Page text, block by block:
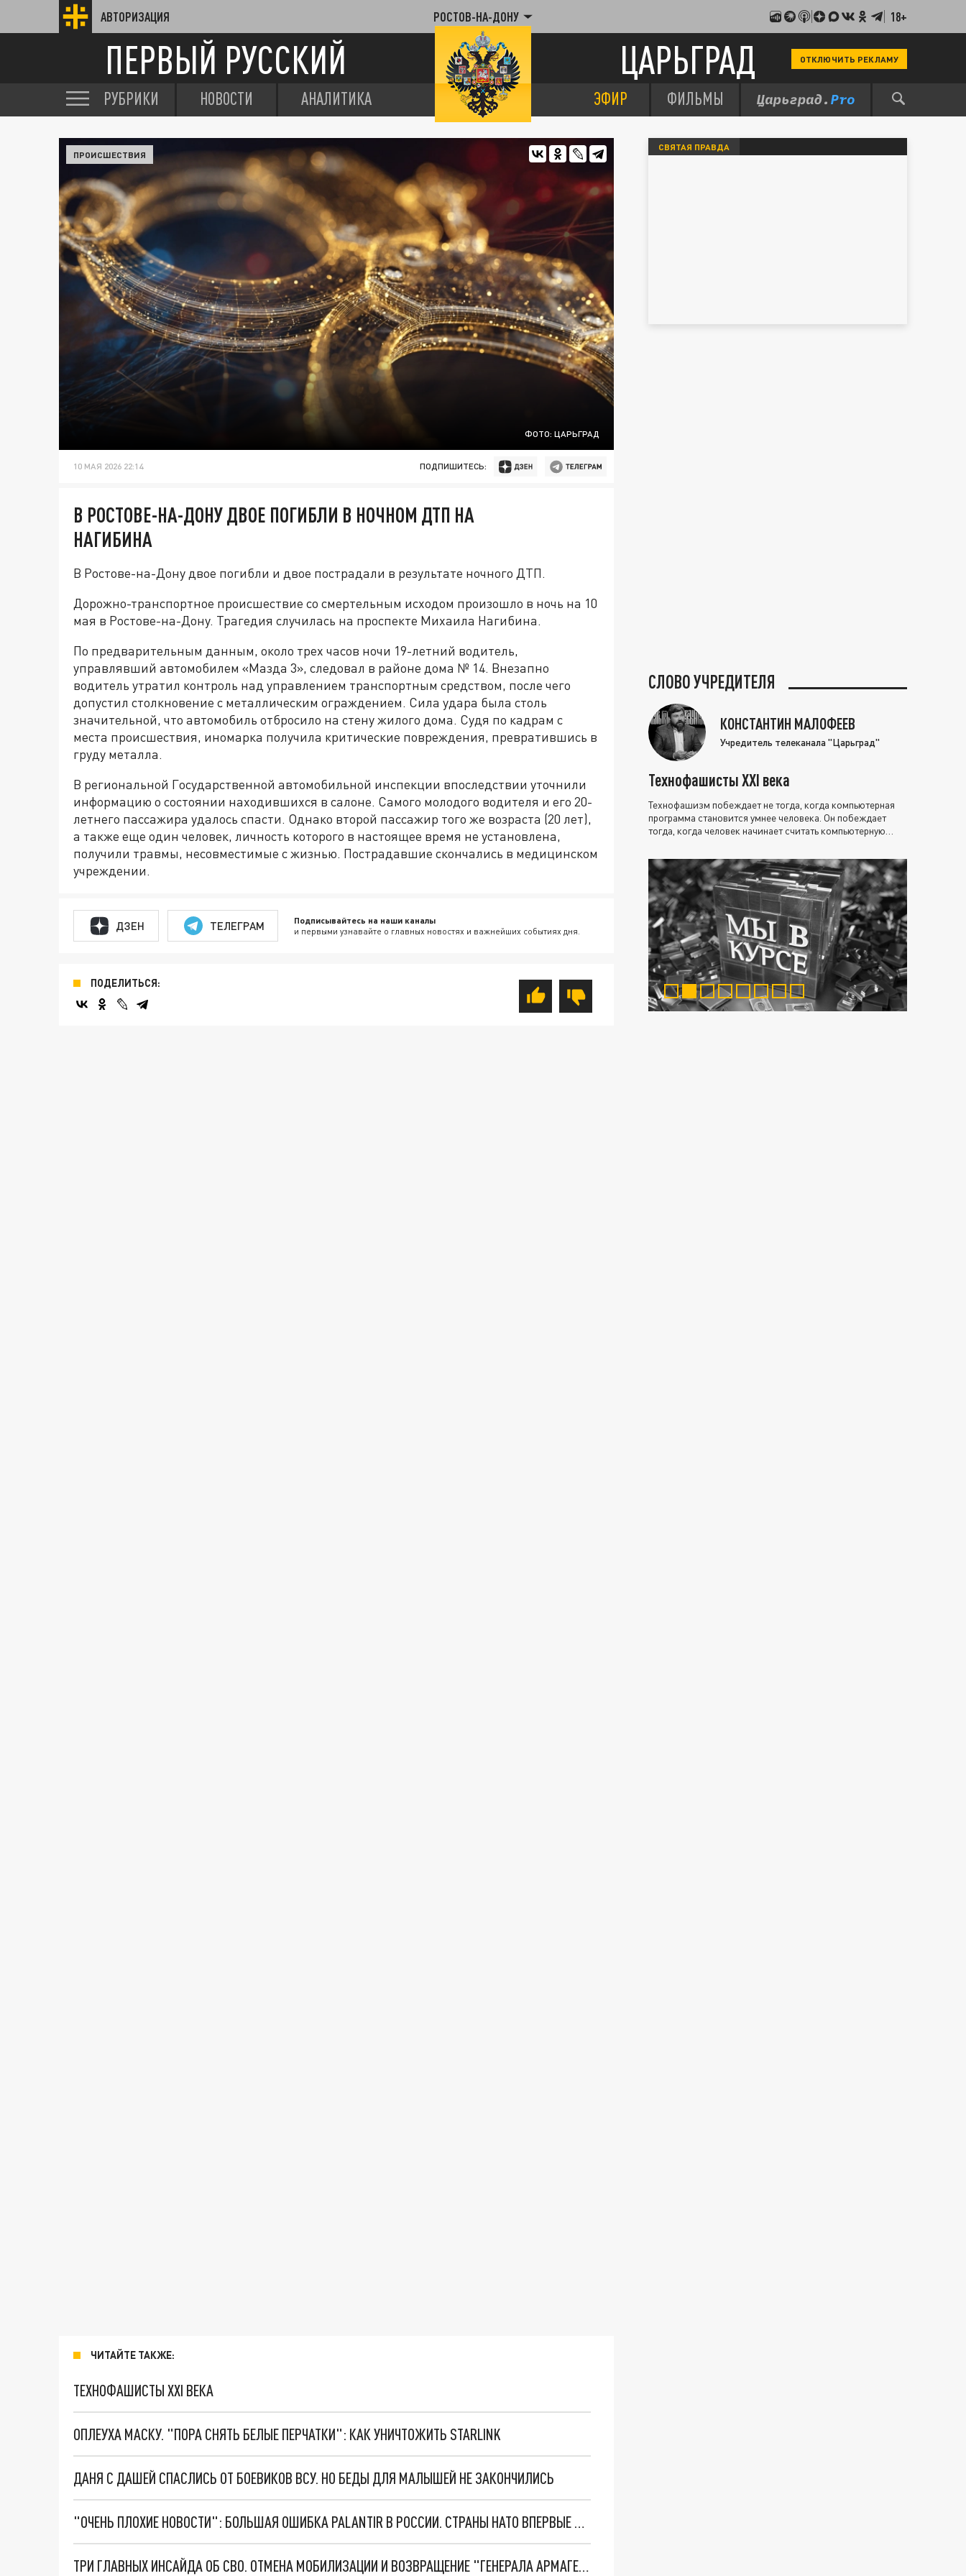
АВТОРИЗАЦИЯ РОСТОВ-НА-ДОНУ 18+
ПЕРВЫЙ РУССКИЙ ЦАРЬГРАД ОТКЛЮЧИТЬ РЕКЛАМУ
РУБРИКИ НОВОСТИ АНАЛИТИКА ЭФИР ФИЛЬМЫ
ФОТО: ЦАРЬГРАД
ПРОИСШЕСТВИЯ
10 МАЯ 2026 22:14 ПОДПИШИТЕСЬ:
В РОСТОВЕ-НА-ДОНУ ДВОЕ ПОГИБЛИ В НОЧНОМ ДТП НА
НАГИБИНА
В Ростове-на-Дону двое погибли и двое пострадали в результате ночного ДТП.
Дорожно-транспортное происшествие со смертельным исходом произошло в ночь на 10
мая в Ростове-на-Дону. Трагедия случилась на проспекте Михаила Нагибина.
По предварительным данным, около трех часов ночи 19-летний водитель,
управлявший автомобилем «Мазда 3», следовал в районе дома № 14. Внезапно
водитель утратил контроль над управлением транспортным средством, после чего
допустил столкновение с металлическим ограждением. Сила удара была столь
значительной, что автомобиль отбросило на стену жилого дома. Судя по кадрам с
места происшествия, иномарка получила критические повреждения, превратившись в
груду металла.
В региональной Государственной автомобильной инспекции впоследствии уточнили
информацию о состоянии находившихся в салоне. Самого молодого водителя и его 20-
летнего пассажира удалось спасти. Однако второй пассажир того же возраста (20 лет),
а также еще один человек, личность которого в настоящее время не установлена,
получили травмы, несовместимые с жизнью. Пострадавшие скончались в медицинском
учреждении.
ДЗЕН ТЕЛЕГРАМ Подписывайтесь на наши каналы
и первыми узнавайте о главных новостях и важнейших событиях дня.
ПОДЕЛИТЬСЯ:
ЧИТАЙТЕ ТАКЖЕ:
ТЕХНОФАШИСТЫ XXI ВЕКА
ОПЛЕУХА МАСКУ. "ПОРА СНЯТЬ БЕЛЫЕ ПЕРЧАТКИ": КАК УНИЧТОЖИТЬ STARLINK
ДАНЯ С ДАШЕЙ СПАСЛИСЬ ОТ БОЕВИКОВ ВСУ. НО БЕДЫ ДЛЯ МАЛЫШЕЙ НЕ ЗАКОНЧИЛИСЬ
"ОЧЕНЬ ПЛОХИЕ НОВОСТИ": БОЛЬШАЯ ОШИБКА PALANTIR В РОССИИ. СТРАНЫ НАТО ВПЕРВЫЕ ЗА СВО ОСТАНОВИЛИ ПОСТАВКИ ОРУЖИЯ. ВСУ ТЕРЯЮТ ПРИГРАНИЧЬЕ?
ТРИ ГЛАВНЫХ ИНСАЙДА ОБ СВО. ОТМЕНА МОБИЛИЗАЦИИ И ВОЗВРАЩЕНИЕ "ГЕНЕРАЛА АРМАГЕДДОНА"? ОТЛИЧНЫЕ НОВОСТИ, КОТОРЫЕ ЖДАЛИ ВСЕ
СВЯТАЯ ПРАВДА
СЛОВО УЧРЕДИТЕЛЯ
КОНСТАНТИН МАЛОФЕЕВ
Учредитель телеканала "Царьград"
Технофашисты XXI века
Технофашизм побеждает не тогда, когда компьютерная
программа становится умнее человека. Он побеждает
тогда, когда человек начинает считать компьютерную